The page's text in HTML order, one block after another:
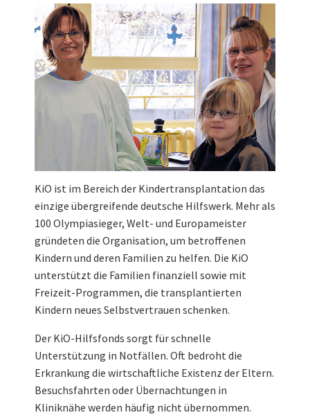
KiO ist im Bereich der Kindertransplantation das
einzige übergreifende deutsche Hilfswerk. Mehr als
100 Olympiasieger, Welt- und Europameister
gründeten die Organisation, um betroffenen
Kindern und deren Familien zu helfen. Die KiO
unterstützt die Familien finanziell sowie mit
Freizeit-Programmen, die transplantierten
Kindern neues Selbstvertrauen schenken.
Der KiO-Hilfsfonds sorgt für schnelle
Unterstützung in Notfällen. Oft bedroht die
Erkrankung die wirtschaftliche Existenz der Eltern.
Besuchsfahrten oder Übernachtungen in
Kliniknähe werden häufig nicht übernommen.